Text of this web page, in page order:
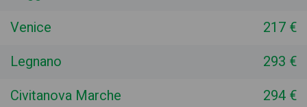
Venice
217 €
Legnano
293 €
Civitanova Marche
294 €